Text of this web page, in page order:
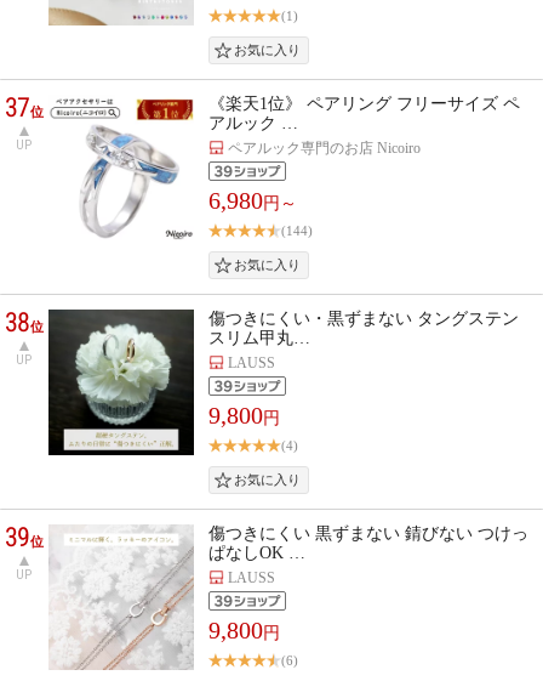
(1)
37位
UP
《楽天1位》 ペアリング フリーサイズ ペ
アルック …
ペアルック専門のお店 Nicoiro
6,980円～
(144)
38位
UP
傷つきにくい・黒ずまない タングステン
スリム甲丸…
LAUSS
9,800円
(4)
39位
UP
傷つきにくい 黒ずまない 錆びない つけっ
ぱなしOK …
LAUSS
9,800円
(6)